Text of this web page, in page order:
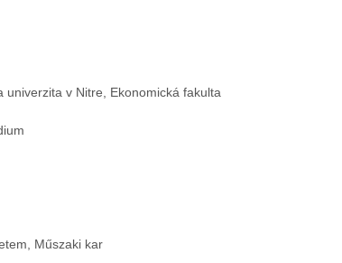
univerzita v Nitre, Ekonomická fakulta
Műszaki kar